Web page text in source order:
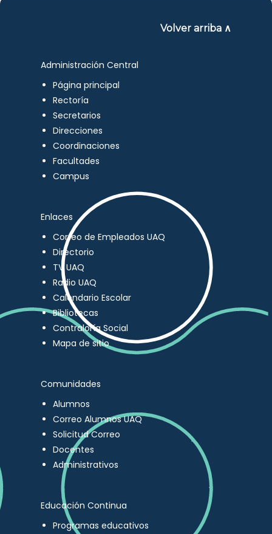
Volver arriba ∧
Administración Central
Página principal
Rectoría
Secretarios
Direcciones
Coordinaciones
Facultades
Campus
Enlaces
Correo de Empleados UAQ
Directorio
TV UAQ
Radio UAQ
Calendario Escolar
Bibliotecas
Contraloría Social
Mapa de sitio
Comunidades
Alumnos
Correo Alumnos UAQ
Solicitud Correo
Docentes
Administrativos
Educación Continua
Programas educativos